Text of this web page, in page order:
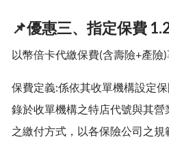
📌優惠三、指定保費
以幣倍卡代繳保費(含壽險+產險
保費定義:係依其收單機構設定
錄於收單機構之特店代號與其
之繳付方式，以各保險公司之規